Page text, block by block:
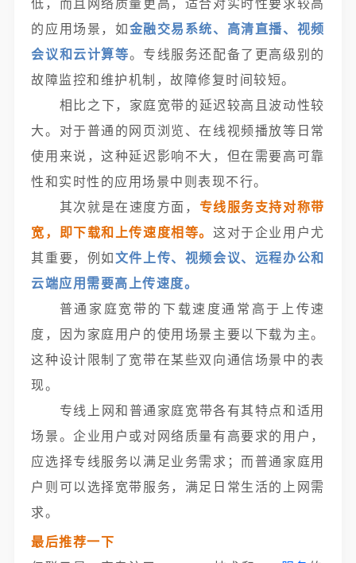
低，而且网络质量更高，适合对实时性要求较高
的应用场景，如 金融交易系统、高清直播、视频
会议和云计算等。专线服务还配备了更高级别的
故障监控和维护机制，故障修复时间较短。
相比之下，家庭宽带的延迟较高且波动性较
大。对于普通的网页浏览、在线视频播放等日常
使用来说，这种延迟影响不大，但在需要高可靠
性和实时性的应用场景中则表现不行。
其次就是在速度方面， 专线服务支持对称带
宽，即下载和上传速度相等。这对于企业用户尤
其重要，例如 文件上传、视频会议、远程办公和
云端应用需要高上传速度。
普通家庭宽带的下载速度通常高于上传速
度，因为家庭用户的使用场景主要以下载为主。
这种设计限制了宽带在某些双向通信场景中的表
现。
专线上网和普通家庭宽带各有其特点和适用
场景。企业用户或对网络质量有高要求的用户，
应选择专线服务以满足业务需求；而普通家庭用
户则可以选择宽带服务，满足日常生活的上网需
求。
最后推荐一下